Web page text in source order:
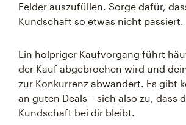
Felder auszufüllen. Sorge dafür,
Kundschaft so etwas nicht passiert.
Ein holpriger Kaufvorgang führt
der Kauf abgebrochen wird und
zur Konkurrenz abwandert. Es gibt
an guten Deals – sieh also zu, dass
Kundschaft bei dir bleibt.